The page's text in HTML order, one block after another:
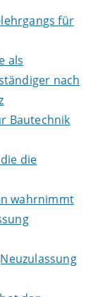
für
als
nach
Bautechnik
die
wahrnimmt